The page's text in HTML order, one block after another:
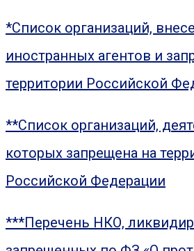
*Список организаций,
иностранных агентов и
территории Российской
**Список организаций,
которых запрещена на
Российской Федерации
***Перечень НКО,